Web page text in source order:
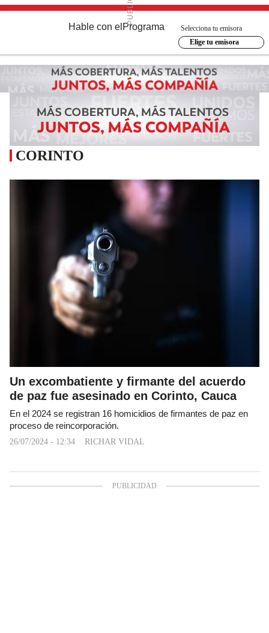
Hable con el Programa
Selecciona tu emisora
Elige tu emisora
CORINTO
Un excombatiente y firmante del acuerdo
de paz fue asesinado en Corinto, Cauca
En el 2024 se registran 16 homicidios de firmantes de paz en
proceso de reincorporación.
26/07/2024 - 12:34 RICHAR VIDAL